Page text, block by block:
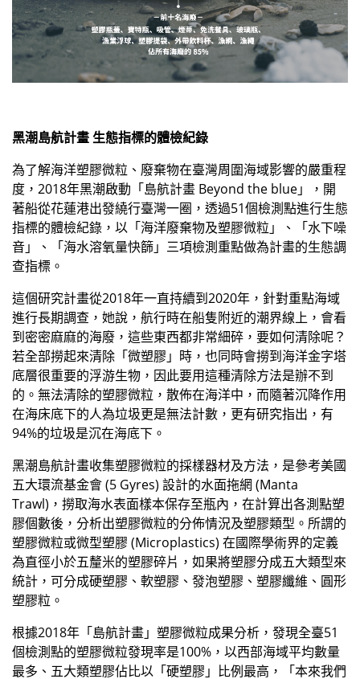
黑潮島航計畫 生態指標的體檢紀錄
為了解海洋塑膠微粒、廢棄物在臺灣周圍海域影響的嚴重程
度，2018年黑潮啟動「島航計畫 Beyond the blue」，開
著船從花蓮港出發繞行臺灣一圈，透過51個檢測點進行生態
指標的體檢紀錄，以「海洋廢棄物及塑膠微粒」、「水下噪
音」、「海水溶氧量快篩」三項檢測重點做為計畫的生態調
查指標。
這個研究計畫從2018年一直持續到2020年，針對重點海域
進行長期調查，她說，航行時在船隻附近的潮界線上，會看
到密密麻麻的海廢，這些東西都非常細碎，要如何清除呢？
若全部撈起來清除「微塑膠」時，也同時會撈到海洋金字塔
底層很重要的浮游生物，因此要用這種清除方法是辦不到
的。無法清除的塑膠微粒，散佈在海洋中，而隨著沉降作用
在海床底下的人為垃圾更是無法計數，更有研究指出，有
94%的垃圾是沉在海底下。
黑潮島航計畫收集塑膠微粒的採樣器材及方法，是參考美國
五大環流基金會(5 Gyres) 設計的水面拖網 (Manta
Trawl)，撈取海水表面樣本保存至瓶內，在計算出各測點塑
膠個數後，分析出塑膠微粒的分佈情況及塑膠類型。所謂的
塑膠微粒或微型塑膠 (Microplastics) 在國際學術界的定義
為直徑小於五釐米的塑膠碎片，如果將塑膠分成五大類型來
統計，可分成硬塑膠、軟塑膠、發泡塑膠、塑膠纖維、圓形
塑膠粒。
根據2018年「島航計畫」塑膠微粒成果分析，發現全臺51
個檢測點的塑膠微粒發現率是100%，以西部海域平均數量
最多、五大類塑膠佔比以「硬塑膠」比例最高，「本來我們